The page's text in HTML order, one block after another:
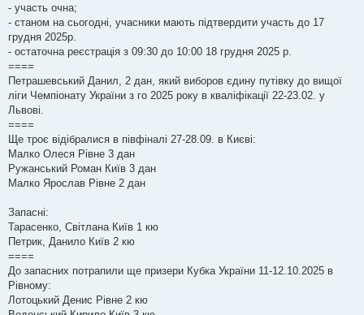
- участь очна;
- станом на сьогодні, учасники мають підтвердити участь до 17
грудня 2025р.
- остаточна реєстрація з 09:30 до 10:00 18 грудня 2025 р.
====
Петрашевський Данил, 2 дан, який виборов єдину путівку до вищої
ліги Чемпіонату України з го 2025 року в кваліфікації 22-23.02. у
Львові.
====
Ще троє відібралися в півфіналі 27-28.09. в Києві:
Малко Олеся Рівне 3 дан
Ружанський Роман Київ 3 дан
Малко Ярослав Рівне 2 дан
Запасні:
Тарасенко, Світлана Київ 1 кю
Петрик, Данило Київ 2 кю
====
До запасних потрапили ще призери Кубка України 11-12.10.2025 в
Рівному:
Лотоцький Денис Рівне 2 кю